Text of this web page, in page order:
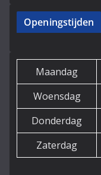
Openingstijden
Maandag
Woensdag
Donderdag
Zaterdag